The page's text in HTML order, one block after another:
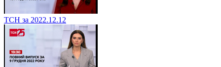
ТСН за 2022.12.12